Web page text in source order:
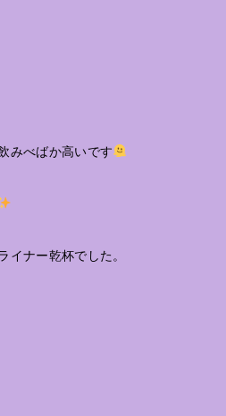
みべばか高いです
イナー乾杯でした。